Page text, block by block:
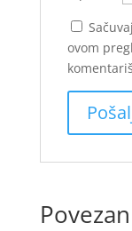
ovom